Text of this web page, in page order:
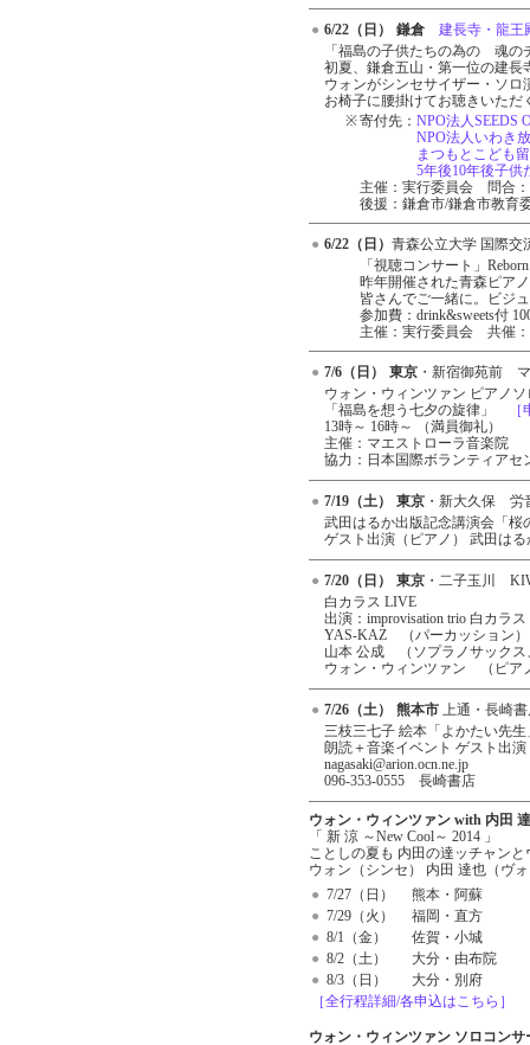
● 6/22（日） 鎌倉
建長寺・龍王
「福島の子供たちの為の 魂の
初夏、鎌倉五山・第一位の建長
ウォンがシンセサイザー・ソロ
お椅子に腰掛けてお聴きいた
※寄付先： NPO法人SEEDS
NPO法人いわき
まつもとこども
5年後10年後子供
主催：実行委員会 問合
後援：鎌倉市/鎌倉市教育
● 6/22（日） 青森公立大学 国際交
「視聴コンサート」
昨年開催された青森ピア
皆さんでご一緒に。ビジ
参加費：drink&sweets付
主催：実行委員会 共催
● 7/6（日） 東京 ・新宿御苑前
ウォン・ウィンツァン ピアノ
「福島を想う七夕の旋律」
13時～ 16時～ （満員御礼）
主催：マエストローラ音楽院
協力：日本国際ボランティアセ
● 7/19（土） 東京 ・新大久保 労
武田はるか出版記念講演会「桜
ゲスト出演（ピアノ） 武田は
● 7/20（日） 東京 ・二子玉川
白カラス LIVE
出演：improvisation trio 白カラス
YAS-KAZ （パー
山本 公成 （ソプラノサックス
ウォン・ウィンツァン （ピア
● 7/26（土） 熊本市 上通・長崎書
三枝三七子 絵本「よかたい先
朗読＋音楽イベント ゲスト出演
nagasaki@arion.ocn.ne.jp
096-353-0555 長崎書店
ウォン・ウィンツァン with 内田
「 新 涼 ～New Cool～ 2014 」
ことしの夏も 内田の達ッチャン
ウォン（シンセ） 内田 達也（ヴ
● 7/27（日）
熊本・阿蘇
● 7/29（火）
福岡・直方
● 8/1（金）
佐賀・小城
● 8/2（土）
大分・由布院
● 8/3（日）
大分・別府
［全行程詳細/各申込はこちら］
ウォン・ウィンツァン ソロコンサ